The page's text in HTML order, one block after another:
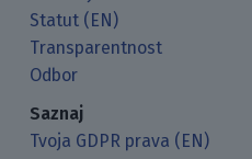
Statut (EN)
Transparentnost
Odbor
Saznaj
Tvoja GDPR prava (EN)